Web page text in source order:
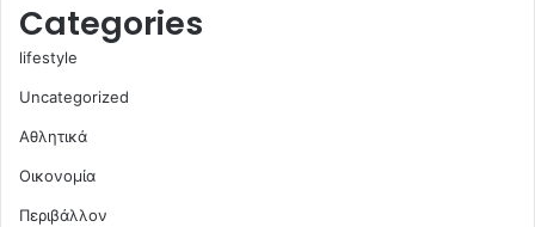
Categories
lifestyle
Uncategorized
Αθλητικά
Οικονομία
Περιβάλλον